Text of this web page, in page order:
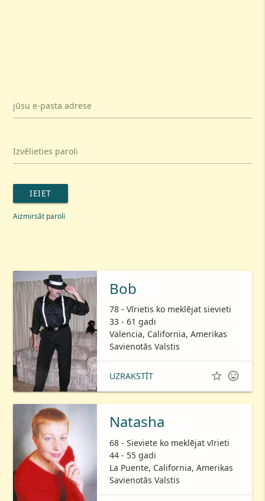
jūsu e-pasta adrese
Izvēlieties paroli
IEIET
Aizmirsāt paroli
Bob
78 - Vīrietis ko meklējat sievieti
33 - 61 gadi
Valencia, California, Amerikas
Savienotās Valstis
UZRAKSTĪT  
Natasha
68 - Sieviete ko meklējat vīrieti
44 - 55 gadi
La Puente, California, Amerikas
Savienotās Valstis